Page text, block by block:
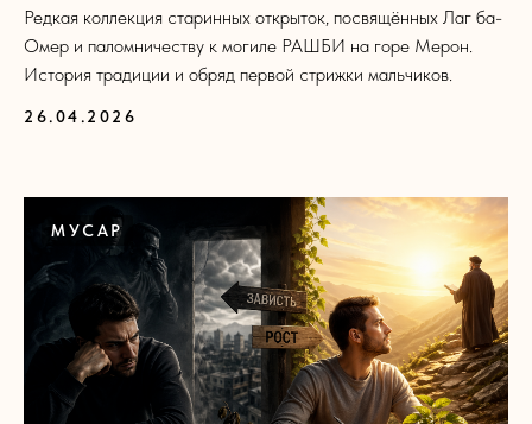
Редкая коллекция старинных открыток, посвящённых Лаг ба-
Омер и паломничеству к могиле РАШБИ на горе Мерон.
История традиции и обряд первой стрижки мальчиков.
26.04.2026
МУСАР